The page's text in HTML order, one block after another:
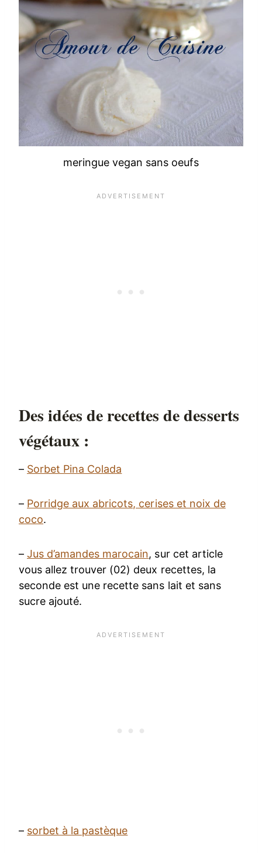
meringue vegan sans oeufs
Des idées de recettes de desserts
végétaux :
– Sorbet Pina Colada
– Porridge aux abricots, cerises et noix de
coco.
–Jus d’amandes marocain, sur cet article
vous allez trouver (02) deux recettes, la
seconde est une recette sans lait et sans
sucre ajouté.
– sorbet à la pastèque